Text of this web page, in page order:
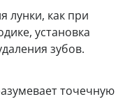
лунки, как при
установка
зубов.
точечную